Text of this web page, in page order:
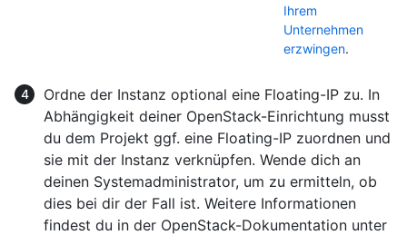
Ihrem
Unternehmen
erzwingen.
Ordne der Instanz optional eine Floating-IP zu. In
Abhängigkeit deiner OpenStack-Einrichtung musst
du dem Projekt ggf. eine Floating-IP zuordnen und
sie mit der Instanz verknüpfen. Wende dich an
deinen Systemadministrator, um zu ermitteln, ob
dies bei dir der Fall ist. Weitere Informationen
findest du in der OpenStack-Dokumentation unter